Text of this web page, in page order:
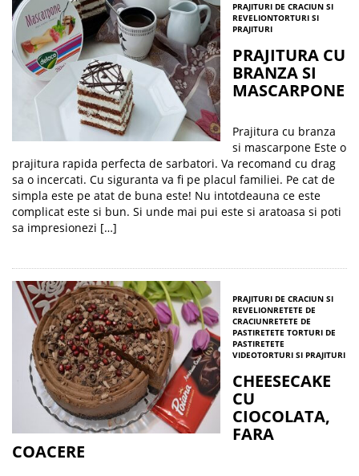
PRAJITURI DE CRACIUN SI
REVELIONTORTURI SI
PRAJITURI
PRAJITURA CU
BRANZA SI
MASCARPONE
Prajitura cu branza
si mascarpone Este o
prajitura rapida perfecta de sarbatori. Va recomand cu drag
sa o incercati. Cu siguranta va fi pe placul familiei. Pe cat de
simpla este pe atat de buna este! Nu intotdeauna ce este
complicat este si bun. Si unde mai pui este si aratoasa si poti
sa impresionezi […]
PRAJITURI DE CRACIUN SI
REVELIONRETETE DE
CRACIUNRETETE DE
PASTIRETETE TORTURI DE
PASTIRETETE
VIDEOTORTURI SI PRAJITURI
CHEESECAKE
CU
CIOCOLATA,
FARA
COACERE